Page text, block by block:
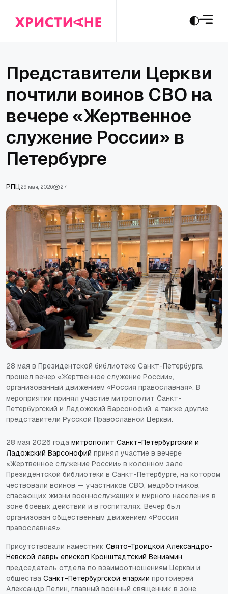
Представители Церкви
почтили воинов СВО на
вечере «Жертвенное
служение России» в
Петербурге
РПЦ29 мая, 2026 27
28 мая в Президентской библиотеке Санкт-Петербурга
прошел вечер «Жертвенное служение России»,
организованный движением «Россия православная». В
мероприятии принял участие митрополит Санкт-
Петербургский и Ладожский Варсонофий, а также другие
представители Русской Православной Церкви.
28 мая 2026 года митрополит Санкт-Петербургский и
Ладожский Варсонофий принял участие в вечере
«Жертвенное служение России» в колонном зале
Президентской библиотеки в Санкт-Петербурге, на котором
чествовали воинов — участников СВО, медрботников,
спасающих жизни военнослужащих и мирного населения в
зоне боевых действий и в госпиталях. Вечер был
организован общественным движением «Россия
православная».
Присутствовали наместник Свято-Троицкой Александро-
Невской лавры епископ Кронштадтский Вениамин,
председатель отдела по взаимоотношениям Церкви и
общества Санкт-Петербургской епархии протоиерей
Александр Пелин, главный военный священник в зоне